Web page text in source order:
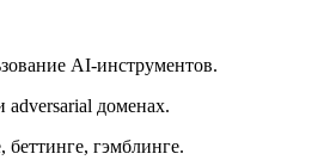
AI-инструментов.
доменах.
гэмблинге.